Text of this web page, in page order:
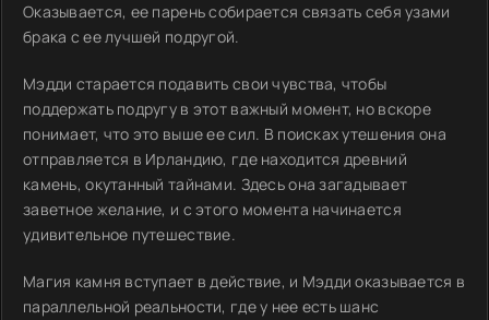
Оказывается, ее парень собирается связать себя узами
брака с ее лучшей подругой.
Мэдди старается подавить свои чувства, чтобы
поддержать подругу в этот важный момент, но вскоре
понимает, что это выше ее сил. В поисках утешения она
отправляется в Ирландию, где находится древний
камень, окутанный тайнами. Здесь она загадывает
заветное желание, и с этого момента начинается
удивительное путешествие.
Магия камня вступает в действие, и Мэдди оказывается в
параллельной реальности, где у нее есть шанс